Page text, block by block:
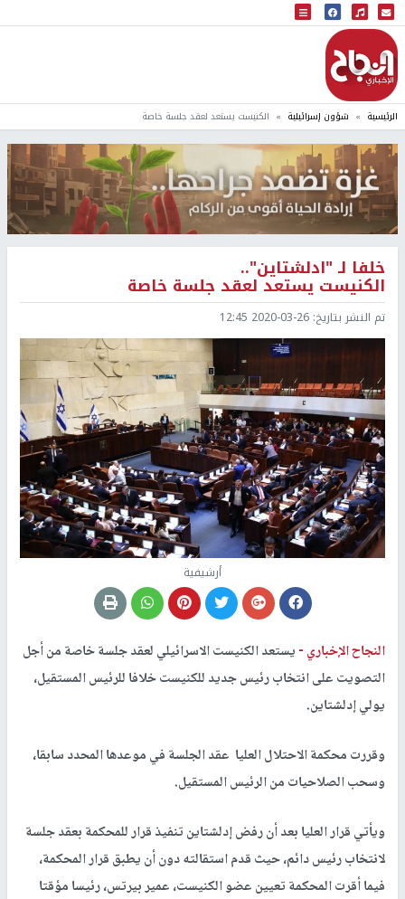
البث المباشر
إذاعة النجاح
الرئيسية شؤون إسرائيلية الكنيست يستعد لعقد جلسة خاصة
خلفا لـ "ادلشتاين"..
الكنيست يستعد لعقد جلسة خاصة
تم النشر بتاريخ: 2020-03-26 12:45
أرشيفية
النجاح الإخباري -يستعد الكنيست الاسرائيلي لعقد جلسة خاصة من أجل
التصويت على انتخاب رئيس جديد للكنيست خلافا للرئيس المستقيل،
يولي إدلشتاين.
وقررت محكمة الاحتلال العليا عقد الجلسة في موعدها المحدد سابقا،
وسحب الصلاحيات من الرئيس المستقيل.
ويأتي قرار العليا بعد أن رفض إدلشتاين تنفيذ قرار للمحكمة بعقد جلسة
لانتخاب رئيس دائم، حيث قدم استقالته دون أن يطبق قرار المحكمة،
فيما أقرت المحكمة تعيين عضو الكنيست، عمير بيرتس، رئيسا مؤقتا